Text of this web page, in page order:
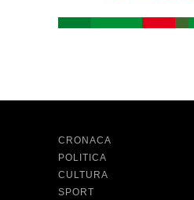
CRONACA
POLITICA
CULTURA
SPORT